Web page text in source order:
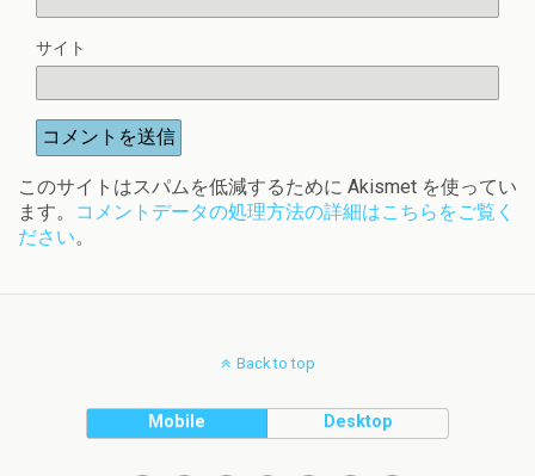
サイト
このサイトはスパムを低減するために Akismet を使ってい
ます。
コメントデータの処理方法の詳細はこちらをご覧く
ださい。
Back to top
Mobile Desktop